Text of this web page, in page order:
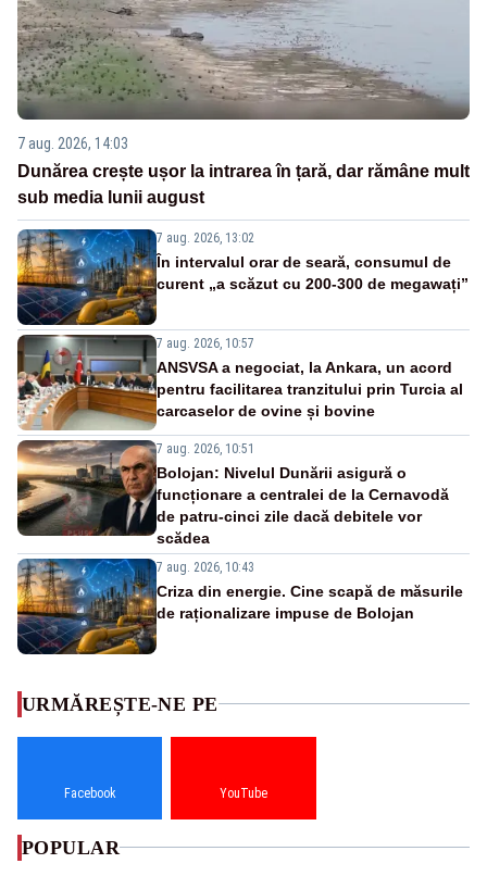
7 aug. 2026, 14:03
Dunărea crește ușor la intrarea în țară, dar rămâne mult
sub media lunii august
7 aug. 2026, 13:02
În intervalul orar de seară, consumul de
curent „a scăzut cu 200-300 de megawați”
7 aug. 2026, 10:57
ANSVSA a negociat, la Ankara, un acord
pentru facilitarea tranzitului prin Turcia al
carcaselor de ovine și bovine
7 aug. 2026, 10:51
Bolojan: Nivelul Dunării asigură o
funcționare a centralei de la Cernavodă
de patru-cinci zile dacă debitele vor
scădea
7 aug. 2026, 10:43
Criza din energie. Cine scapă de măsurile
de raționalizare impuse de Bolojan
URMĂREȘTE-NE PE
Facebook YouTube
POPULAR